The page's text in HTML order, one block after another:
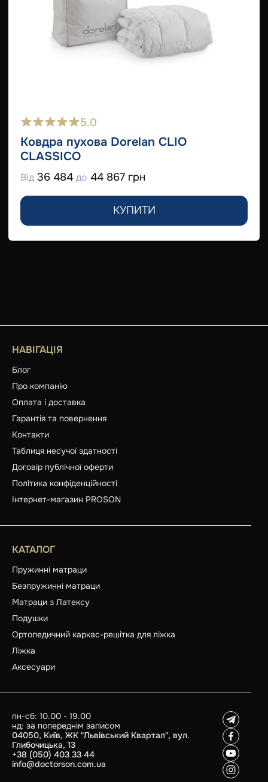
5.0
Ковдра пухова Dorelan CLIO
CLASSICO
Від 36 484 до 44 867 грн
КУПИТИ
НАВІГАЦІЯ
Блог
Про компанію
Оплата і доставка
Гарантія та повернення
Контакти
Таблиця несучої здатності
Договір публічної оферти
Політика конфіденційності
Інтернет-магазин PROSON
КАТАЛОГ
Пружинні матраци
Безпружинні матраци
Матраци з Латексу
Подушки
Ортопедичний каркас-решітка для ліжка
Ліжка
Аксесуари
пн-сб: 10.00 - 19.00
нд: за попереднім записом
04050, Київ, ЖК "Львівський Квартал", вул.
Глибочицька, 13
+38 (050) 403 33 44
info@doctorson.com.ua